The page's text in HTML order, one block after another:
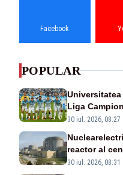
Facebook
POPULAR
Liga
30 iul. 2026, 08:27
reactor al
30 iul. 2026, 08:31